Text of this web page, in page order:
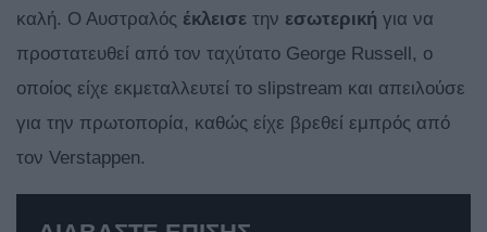
καλή. Ο Αυστραλός έκλεισε την εσωτερική για να
προστατευθεί από τον ταχύτατο George Russell, o
οποίος είχε εκμεταλλευτεί το slipstream και απειλούσε
για την πρωτοπορία, καθώς είχε βρεθεί εμπρός από
τον Verstappen.